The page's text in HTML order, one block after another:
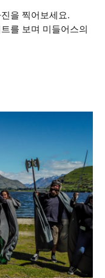
을 찍어보세요.
를 보며 미들어스의